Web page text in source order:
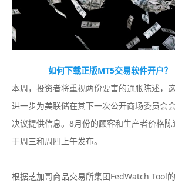
如何下载正版MT5交易软件开户？
本周，投资者将重视两份要害的通胀陈述，
进一步为美联储在其下一次公开商场委员会
决议提供信息。8月份的顾客和生产者价格陈
于周三和周四上午发布。
根据芝加哥商品交易所集团FedWatch Tool的